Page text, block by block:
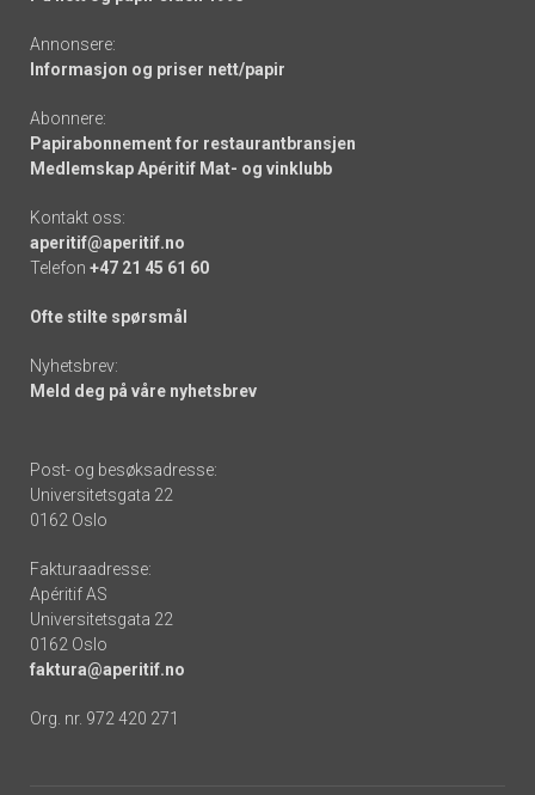
Annonsere:
Informasjon og priser nett/papir
Abonnere:
Papirabonnement for restaurantbransjen
Medlemskap Apéritif Mat- og vinklubb
Kontakt oss:
aperitif@aperitif.no
Telefon +47 21 45 61 60
Ofte stilte spørsmål
Nyhetsbrev:
Meld deg på våre nyhetsbrev
Post- og besøksadresse:
Universitetsgata 22
0162 Oslo
Fakturaadresse:
Apéritif AS
Universitetsgata 22
0162 Oslo
faktura@aperitif.no
Org. nr. 972 420 271